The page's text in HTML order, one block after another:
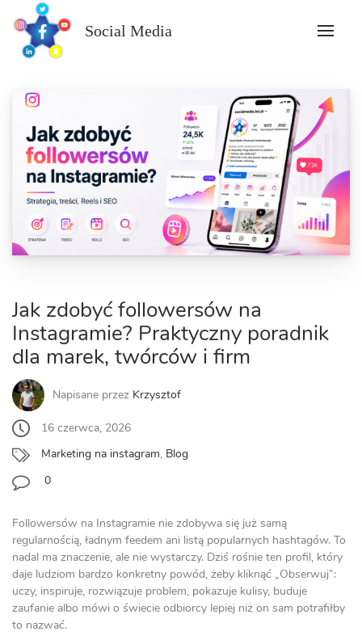
content
Social Media
Jak zdobyć followersów na
Instagramie? Praktyczny poradnik
dla marek, twórców i firm
Napisane przez Krzysztof
16 czerwca, 2026
Marketing na instagram, Blog
0
Followersów na Instagramie nie zdobywa się już samą
regularnością, ładnym feedem ani listą popularnych hashtagów. To
nadal ma znaczenie, ale nie wystarczy. Dziś rośnie ten profil, który
daje ludziom bardzo konkretny powód, żeby kliknąć „Obserwuj”:
uczy, inspiruje, rozwiązuje problem, pokazuje kulisy, buduje
zaufanie albo mówi o świecie odbiorcy lepiej niż on sam potrafiłby
to nazwać.